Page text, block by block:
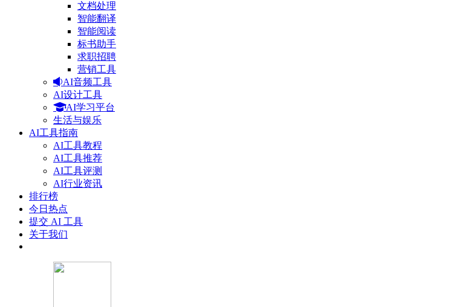
文档处理
智能翻译
智能阅读
标书助手
求职招聘
营销工具
AI音频工具
AI设计工具
AI学习平台
生活与娱乐
AI工具指南
AI工具教程
AI工具推荐
AI工具评测
AI行业资讯
排行榜
今日热点
提交 AI 工具
关于我们